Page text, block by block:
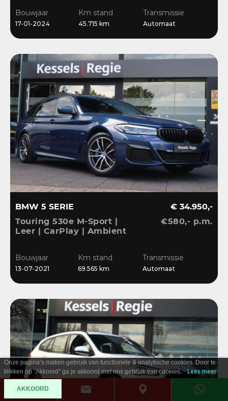
Ambient | Sensoren
Bouwjaar
17-01-2024
Km stand
45.715 km
Transmissie
Automaat
BMW 5 SERIE
Touring 530e M-Sport |
Leer | CarPlay | Ambient
€ 34.950,-
€580,- p.m.
Bouwjaar
13-07-2021
Km stand
69.565 km
Transmissie
Automaat
Onze pagina’s maken gebruik van functionele & analytische cookies. Door te
klikken op "Akkoord" ga je akkoord met ons gebruik van cookies.
Lees meer
AKKOORD